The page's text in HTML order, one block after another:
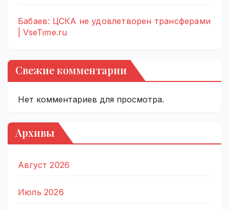
Бабаев: ЦСКА не удовлетворен трансферами
| VseTime.ru
Свежие комментарии
Нет комментариев для просмотра.
Архивы
Август 2026
Июль 2026